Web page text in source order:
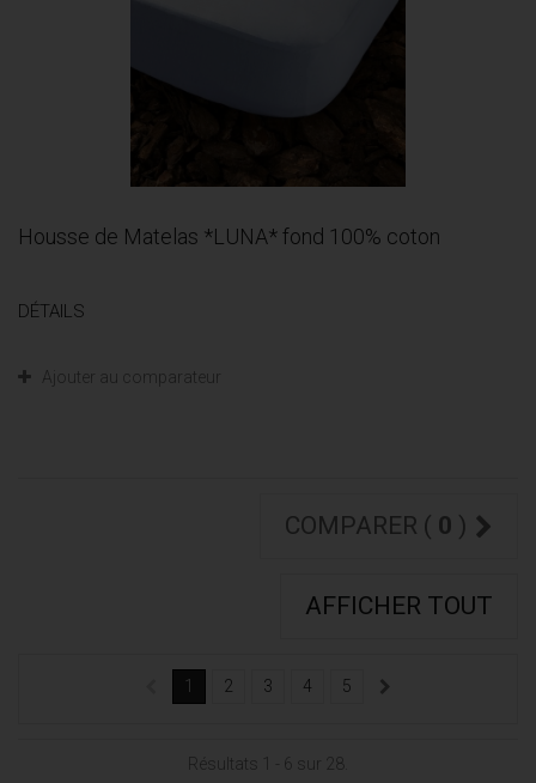
Housse de Matelas *LUNA* fond 100% coton
DÉTAILS
Ajouter au comparateur
COMPARER ( 0 )
AFFICHER TOUT
1 2 3 4 5
Résultats 1 - 6 sur 28.